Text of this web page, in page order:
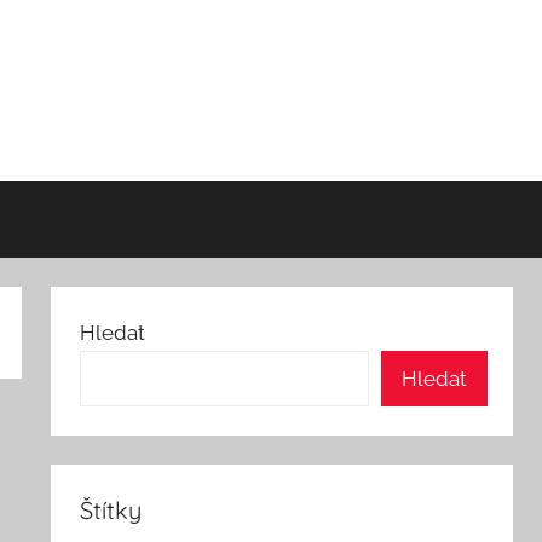
Hledat
Hledat
Štítky